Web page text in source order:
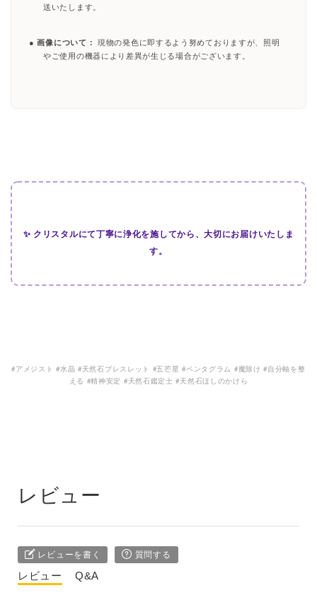
送いたします。
●画像について： 現物の発色に即するよう努めておりますが、照明
やご使用の機器により差異が生じる場合がございます。
✨ クリスタルにて丁寧に浄化を施してから、大切にお届けいたしま
す。
#アメジスト #水晶 #天然石ブレスレット #五芒星 #ペンタグラム #魔除け #自分軸を整
える #精神安定 #天然石鑑定士 #天然石ほしのかけら
レビュー
レビューを書く 質問する
レビュー Q&A